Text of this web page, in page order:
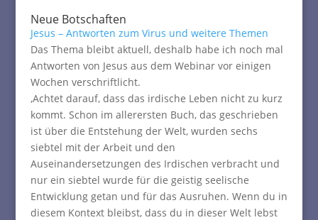
Neue Botschaften
Jesus – Antworten zum Virus und weitere Themen
Das Thema bleibt aktuell, deshalb habe ich noch mal
Antworten von Jesus aus dem Webinar vor einigen
Wochen verschriftlicht.
‚Achtet darauf, dass das irdische Leben nicht zu kurz
kommt. Schon im allerersten Buch, das geschrieben
ist über die Entstehung der Welt, wurden sechs
siebtel mit der Arbeit und den
Auseinandersetzungen des Irdischen verbracht und
nur ein siebtel wurde für die geistig seelische
Entwicklung getan und für das Ausruhen. Wenn du in
diesem Kontext bleibst, dass du in dieser Welt lebst